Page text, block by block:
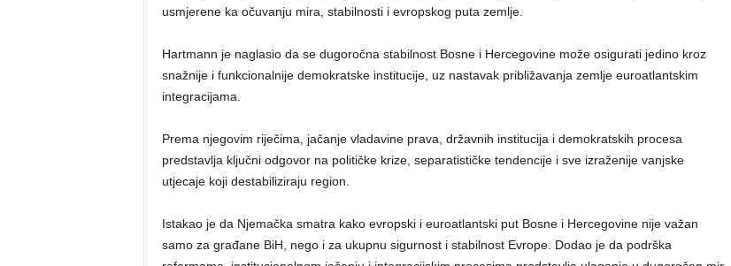
usmjerene ka očuvanju mira, stabilnosti i evropskog puta zemlje.
Hartmann je naglasio da se dugoročna stabilnost Bosne i Hercegovine može osigurati jedino kroz
snažnije i funkcionalnije demokratske institucije, uz nastavak približavanja zemlje euroatlantskim
integracijama.
Prema njegovim riječima, jačanje vladavine prava, državnih institucija i demokratskih procesa
predstavlja ključni odgovor na političke krize, separatističke tendencije i sve izraženije vanjske
utjecaje koji destabiliziraju region.
Istakao je da Njemačka smatra kako evropski i euroatlantski put Bosne i Hercegovine nije važan
samo za građane BiH, nego i za ukupnu sigurnost i stabilnost Evrope. Dodao je da podrška